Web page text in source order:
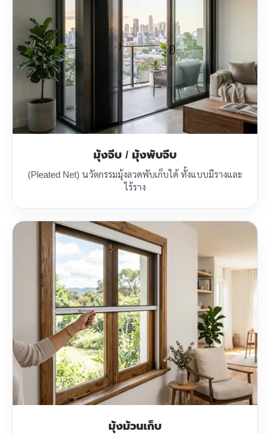
มุ้งจีบ / มุ้งพับจีบ
(Pleated Net) นวัตกรรมมุ้งลวดพับเก็บได้ ทั้งแบบมีรางและ
ไร้ราง
มุ้งม้วนเก็บ